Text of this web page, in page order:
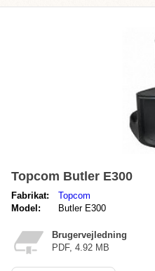
Topcom Butler E300
Fabrikat:
Topcom
Model:
Butler E300
Brugervejledning
PDF, 4.92 MB